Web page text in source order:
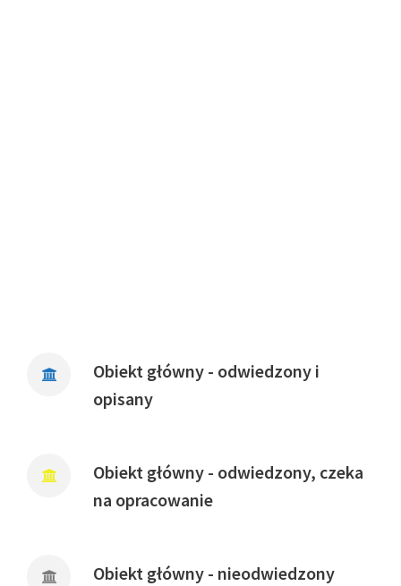
Obiekt główny - odwiedzony i
opisany
Obiekt główny - odwiedzony, czeka
na opracowanie
Obiekt główny - nieodwiedzony